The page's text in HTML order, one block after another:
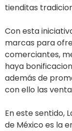
tienditas
Con esta
marcas para
comerciantes,
haya
además de
con ello las
En este sentido,
de México es la